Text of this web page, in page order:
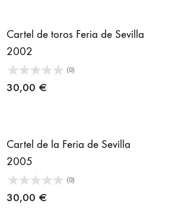
Cartel de toros Feria de Sevilla
2002
(0)
30,00 €
Cartel de la Feria de Sevilla
2005
(0)
30,00 €